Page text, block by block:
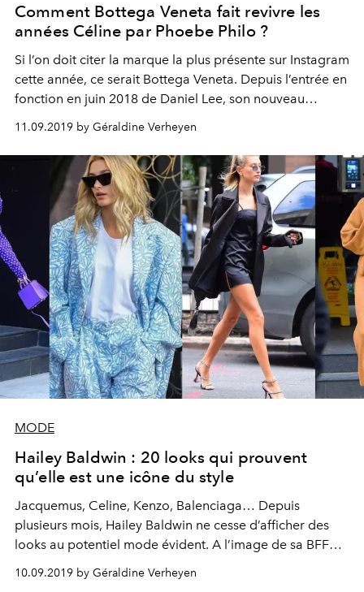
Comment Bottega Veneta fait revivre les
années Céline par Phoebe Philo ?
Si l’on doit citer la marque la plus présente sur Instagram
cette année, ce serait Bottega Veneta. Depuis l’entrée en
fonction en juin 2018 de Daniel Lee, son nouveau
degrés, passant d’une maison italienne classique à l’une
des plus adoubées par la fashion sphère. De quoi
rappeler le succès de Gucci, devenue la marque la plus
puissante depuis l’arrivée d’Alessandro Michele à sa
11.09.2019 by Géraldine Verheyen
MODE
Hailey Baldwin : 20 looks qui prouvent
qu’elle est une icône du style
Jacquemus, Celine, Kenzo, Balenciaga… Depuis
plusieurs mois, Hailey Baldwin ne cesse d’afficher des
looks au potentiel mode évident. A l’image de sa BFF
mode, à 22 ans seulement. Décryptage.
10.09.2019 by Géraldine Verheyen